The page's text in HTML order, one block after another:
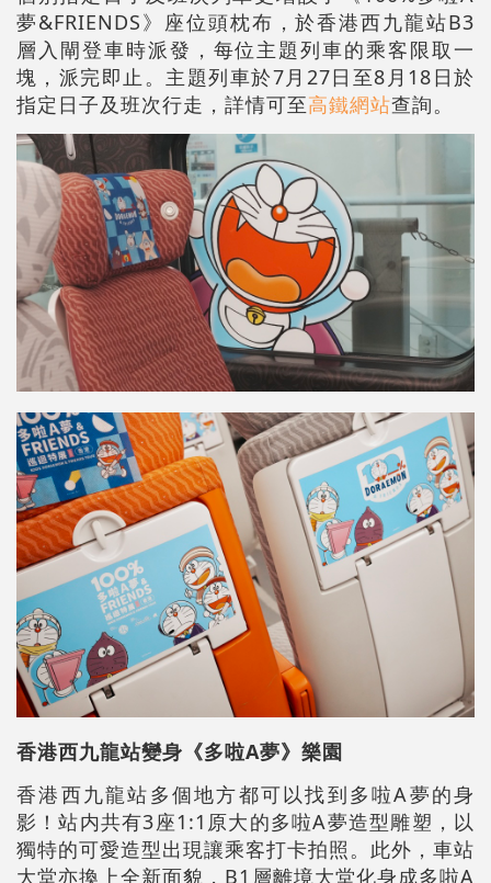
夢&FRIENDS》座位頭枕布，於香港西九龍站B3
層入閘登車時派發，每位主題列車的乘客限取一
塊，派完即止。主題列車於7月27日至8月18日於
指定日子及班次行走，詳情可至高鐵網站查詢。
香港西九龍站變身《多啦A夢》樂園
香港西九龍站多個地方都可以找到多啦A夢的身
影！站内共有3座1:1原大的多啦A夢造型雕塑，以
獨特的可愛造型出現讓乘客打卡拍照。此外，車站
大堂亦換上全新面貌，B1層離境大堂化身成多啦A